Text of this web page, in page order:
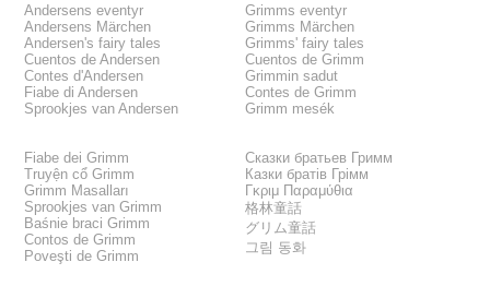
Andersens eventyr
Andersens Märchen
Andersen's fairy tales
Cuentos de Andersen
Contes d'Andersen
Fiabe di Andersen
Sprookjes van Andersen
Grimms eventyr
Grimms Märchen
Grimms' fairy tales
Cuentos de Grimm
Grimmin sadut
Contes de Grimm
Grimm mesék
Fiabe dei Grimm
Truyện cổ Grimm
Grimm Masalları
Sprookjes van Grimm
Baśnie braci Grimm
Contos de Grimm
Poveşti de Grimm
Сказки братьев Гримм
Казки братів Грімм
Γκριμ Παραμύθια
格林童話
グリム童話
그림 동화